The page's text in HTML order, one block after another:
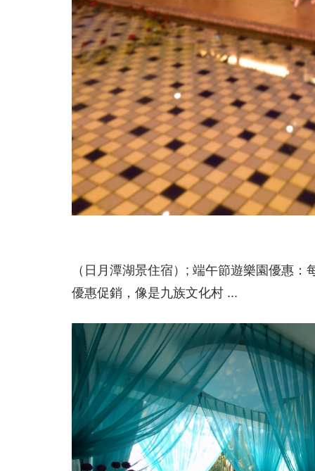
（日月潭湖景住宿）; 端午節遊樂園優惠
優惠促銷，像是九族文化村 ...